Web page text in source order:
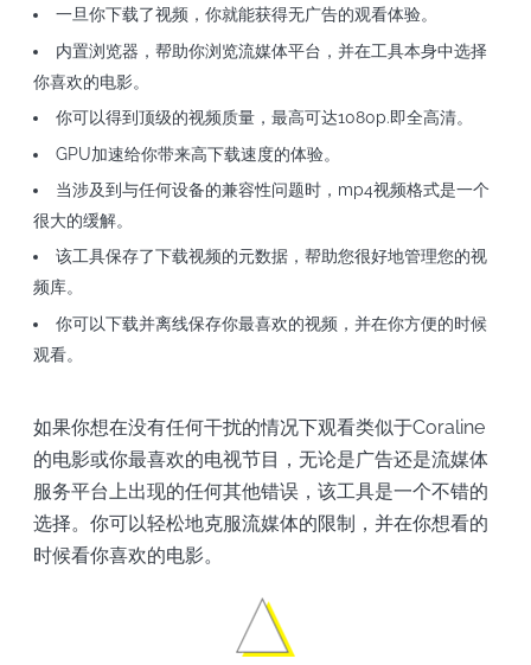
一旦你下载了视频，你就能获得无广告的观看体验。
内置浏览器，帮助你浏览流媒体平台，并在工具本身中选择
你喜欢的电影。
你可以得到顶级的视频质量，最高可达1080p.即全高清。
GPU加速给你带来高下载速度的体验。
当涉及到与任何设备的兼容性问题时，mp4视频格式是一个
很大的缓解。
该工具保存了下载视频的元数据，帮助您很好地管理您的视
频库。
你可以下载并离线保存你最喜欢的视频，并在你方便的时候
观看。
如果你想在没有任何干扰的情况下观看类似于Coraline
的电影或你最喜欢的电视节目，无论是广告还是流媒体
服务平台上出现的任何其他错误，该工具是一个不错的
选择。你可以轻松地克服流媒体的限制，并在你想看的
时候看你喜欢的电影。